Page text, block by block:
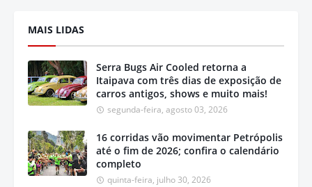
MAIS LIDAS
Serra Bugs Air Cooled retorna a
Itaipava com três dias de exposição de
carros antigos, shows e muito mais!
segunda-feira, agosto 03, 2026
16 corridas vão movimentar Petrópolis
até o fim de 2026; confira o calendário
completo
quinta-feira, julho 30, 2026